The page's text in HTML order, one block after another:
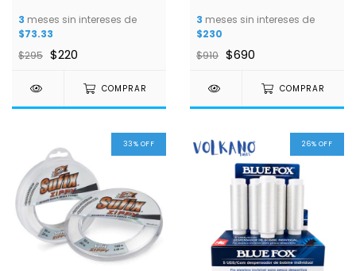
3 meses sin intereses de
$73.33
$295 $220
COMPRAR
3 meses sin intereses de
$230
$910 $690
COMPRAR
33% OFF 26% OFF